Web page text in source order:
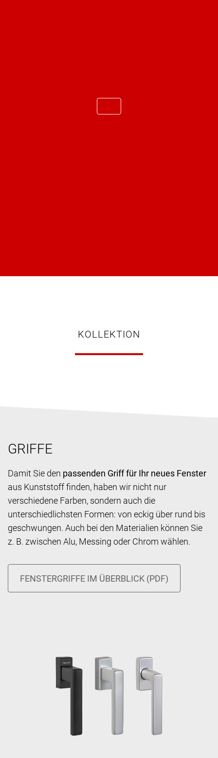
KOLLEKTION
GRIFFE
Damit Sie den passenden Griff für Ihr neues Fenster
aus Kunststoff finden, haben wir nicht nur
verschiedene Farben, sondern auch die
unterschiedlichsten Formen: von eckig über rund bis
geschwungen. Auch bei den Materialien können Sie
z. B. zwischen Alu, Messing oder Chrom wählen.